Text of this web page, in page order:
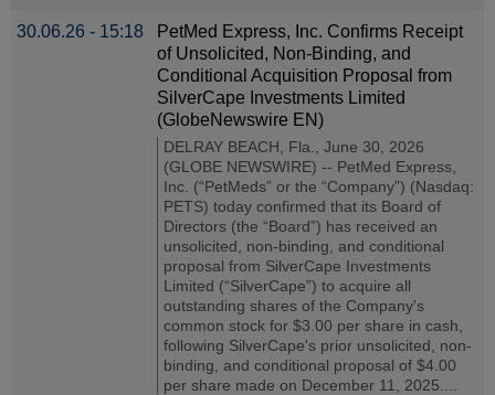
30.06.26 - 15:18
PetMed Express, Inc. Confirms Receipt
of Unsolicited, Non-Binding, and
Conditional Acquisition Proposal from
SilverCape Investments Limited
(GlobeNewswire EN)
DELRAY BEACH, Fla., June 30, 2026
(GLOBE NEWSWIRE) -- PetMed Express,
Inc. (“PetMeds” or the “Company”) (Nasdaq:
PETS) today confirmed that its Board of
Directors (the “Board”) has received an
unsolicited, non-binding, and conditional
proposal from SilverCape Investments
Limited (“SilverCape”) to acquire all
outstanding shares of the Company's
common stock for $3.00 per share in cash,
following SilverCape's prior unsolicited, non-
binding, and conditional proposal of $4.00
per share made on December 11, 2025....